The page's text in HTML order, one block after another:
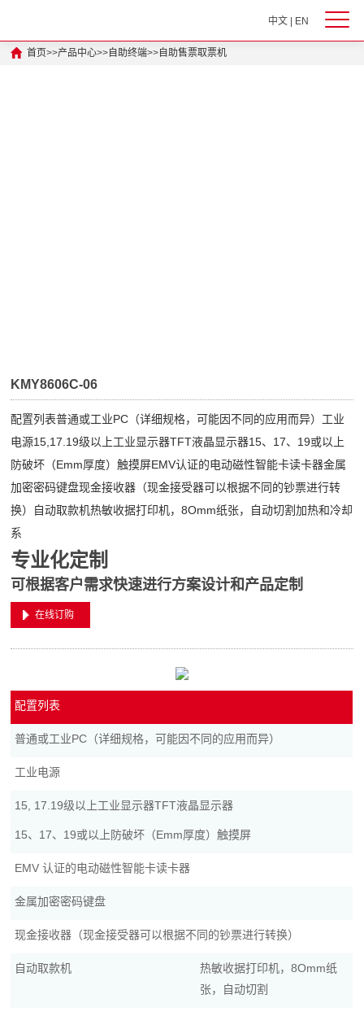
中文| EN
首页>>产品中心>>自助终端>>自助售票取票机
KMY8606C-06
配置列表普通或工业PC（详细规格，可能因不同的应用而异）工业
电源15,17.19级以上工业显示器TFT液晶显示器15、17、19或以上
防破坏（Emm厚度）触摸屏EMV认证的电动磁性智能卡读卡器金属
加密密码键盘现金接收器（现金接受器可以根据不同的钞票进行转
换）自动取款机热敏收据打印机，8Omm纸张，自动切割加热和冷却
系
专业化定制
可根据客户需求快速进行方案设计和产品定制
在线订购
配置列表
普通或工业PC（详细规格，可能因不同的应用而异）
工业电源
15, 17.19级以上工业显示器TFT液晶显示器
15、17、19或以上防破坏（Emm厚度）触摸屏
EMV 认证的电动磁性智能卡读卡器
金属加密密码键盘
现金接收器（现金接受器可以根据不同的钞票进行转换）
自动取款机
热敏收据打印机，8Omm纸
张，自动切割